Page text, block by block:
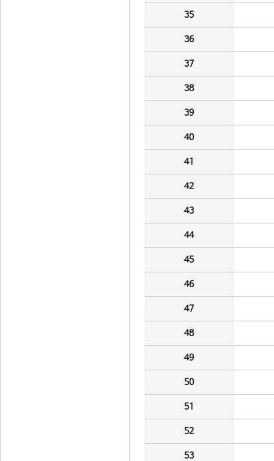
35
36
37
38
39
40
41
42
43
44
45
46
47
48
49
50
51
52
53